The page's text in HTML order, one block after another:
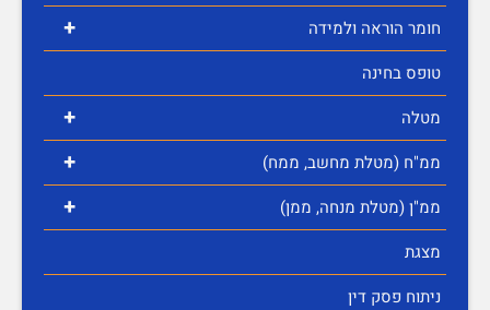
+
חומר הוראה ולמידה
טופס בחינה
+ מטלה
+ ממ"ח (מטלת מחשב, ממח)
+
ממ"ן (מטלת מנחה, ממן)
מצגת
ניתוח פסק דין